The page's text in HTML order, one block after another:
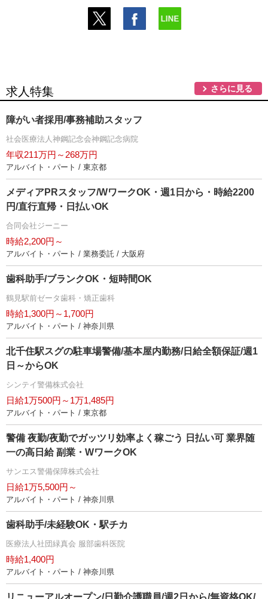
求人特集 さらに見る
障がい者採用/事務補助スタッフ
社会医療法人神鋼記念会神鋼記念病院
年収211万円～268万円
アルバイト・パート / 東京都
メディアPRスタッフ/WワークOK・週1日から・時給2200
円/直行直帰・日払いOK
合同会社ジーニー
時給2,200円～
アルバイト・パート / 業務委託 / 大阪府
歯科助手/ブランクOK・短時間OK
鶴見駅前ゼータ歯科・矯正歯科
時給1,300円～1,700円
アルバイト・パート / 神奈川県
北千住駅スグの駐車場警備/基本屋内勤務/日給全額保証/週1
日～からOK
シンテイ警備株式会社
日給1万500円～1万1,485円
アルバイト・パート / 東京都
警備 夜勤/夜勤でガッツリ効率よく稼ごう 日払い可 業界随
一の高日給 副業・WワークOK
サンエス警備保障株式会社
日給1万5,500円～
アルバイト・パート / 神奈川県
歯科助手/未経験OK・駅チカ
医療法人社団緑真会 服部歯科医院
時給1,400円
アルバイト・パート / 神奈川県
リニューアルオープン/日勤介護職員/週2日から/無資格OK/